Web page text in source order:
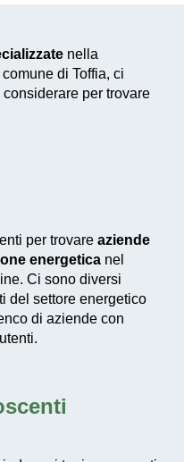
nella
comune di Toffia, ci
per trovare
per trovare aziende
energetica nel
Ci sono diversi
del settore energetico
di aziende con